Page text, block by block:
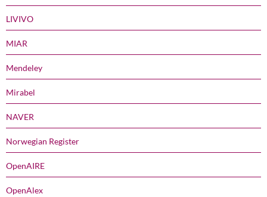
LIVIVO
MIAR
Mendeley
Mirabel
NAVER
Norwegian Register
OpenAIRE
OpenAlex